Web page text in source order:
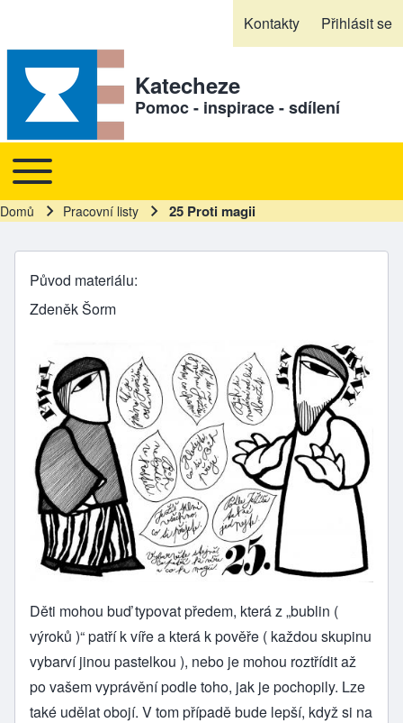
Kontakty Přihlásit se
Katecheze
Pomoc - inspirace - sdílení
Hlavní navigace
Toggle main menu
Drobečková navigace
Domů Pracovní listy 25 Proti magii
Původ materiálu
Zdeněk Šorm
Děti mohou buď typovat předem, která z „bublin (
výroků )“ patří k víře a která k pověře ( každou skupinu
vybarví jinou pastelkou ), nebo je mohou roztřídit až
po vašem vyprávění podle toho, jak je pochopily. Lze
také udělat obojí. V tom případě bude lepší, když si na